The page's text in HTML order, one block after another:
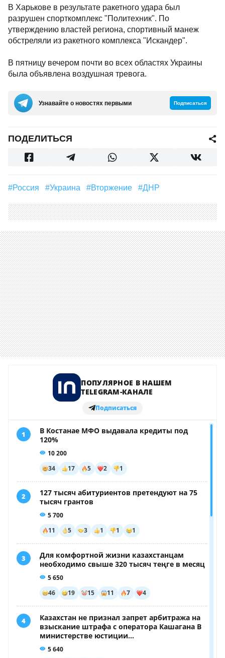
В Харькове в результате ракетного удара был
разрушен спорткомплекс "Политехник". По
утверждению властей региона, спортивный манеж
обстреляли из ракетного комплекса "Искандер".
В пятницу вечером почти во всех областях Украины
была объявлена воздушная тревога.
Узнавайте о новостях первыми Подписаться
ПОДЕЛИТЬСЯ
#Россия #Украина #вторжение #ДНР